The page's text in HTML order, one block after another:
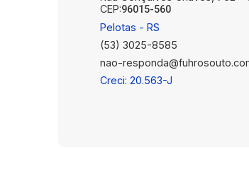
CEP:96015-560
Pelotas - RS
(53) 3025-8585
nao-
Creci: 20.563-J